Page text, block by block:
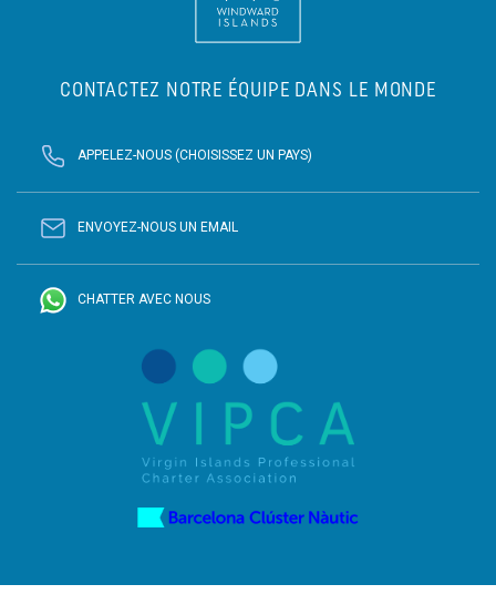
CONTACTEZ NOTRE ÉQUIPE DANS LE MONDE
APPELEZ-NOUS (CHOISISSEZ UN PAYS)
ENVOYEZ-NOUS UN EMAIL
CHATTER AVEC NOUS